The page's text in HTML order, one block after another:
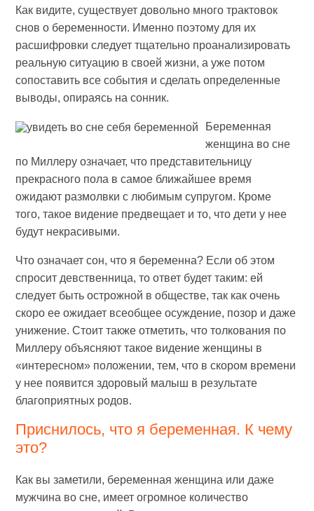
Как видите, существует довольно много трактовок
снов о беременности. Именно поэтому для их
расшифровки следует тщательно проанализировать
реальную ситуацию в своей жизни, а уже потом
сопоставить все события и сделать определенные
выводы, опираясь на сонник.
Беременная
женщина во сне
по Миллеру означает, что представительницу
прекрасного пола в самое ближайшее время
ожидают размолвки с любимым супругом. Кроме
того, такое видение предвещает и то, что дети у нее
будут некрасивыми.
Что означает сон, что я беременна? Если об этом
спросит девственница, то ответ будет таким: ей
следует быть острожной в обществе, так как очень
скоро ее ожидает всеобщее осуждение, позор и даже
унижение. Стоит также отметить, что толкования по
Миллеру объясняют такое видение женщины в
«интересном» положении, тем, что в скором времени
у нее появится здоровый малыш в результате
благоприятных родов.
Приснилось, что я беременная. К чему
это?
Как вы заметили, беременная женщина или даже
мужчина во сне, имеет огромное количество